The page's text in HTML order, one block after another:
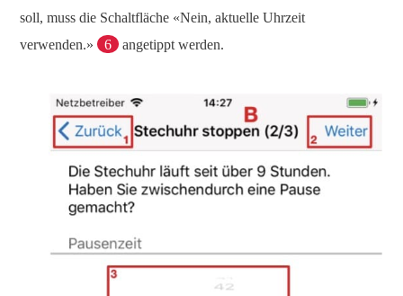
soll, muss die Schaltfläche «Nein, aktuelle Uhrzeit
verwenden.»
6 angetippt werden.